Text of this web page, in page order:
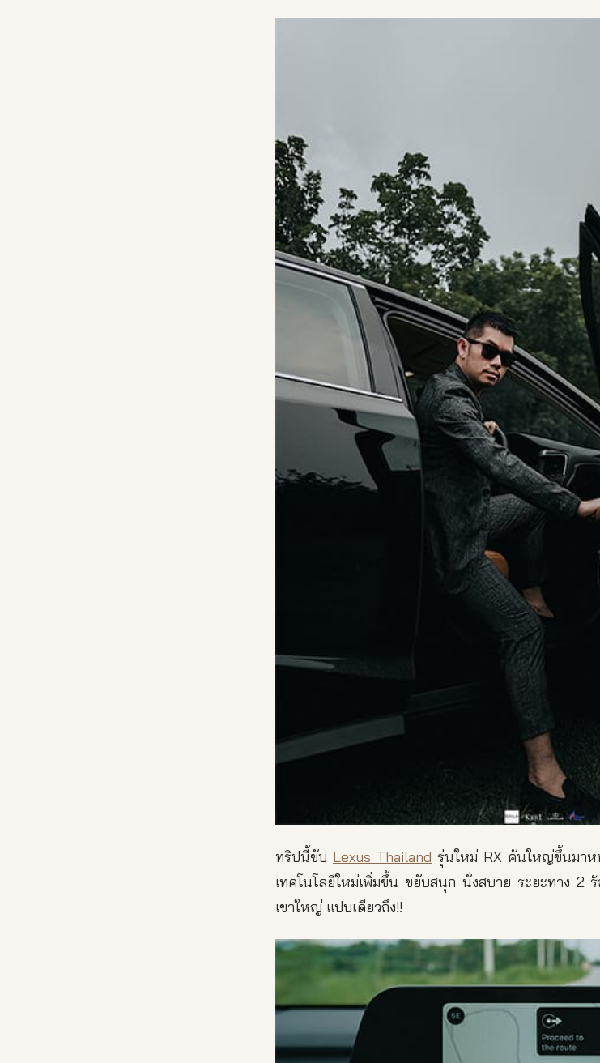
ทริปนี้ขับ Lexus Thailand รุ่นใหม่ RX คันใหญ่ขึ้นมาห
เทคโนโลยีใหม่เพิ่มขึ้น ขยับสนุก นั่งสบาย ระยะทาง 2
เขาใหญ่ แปบเดียวถึง!!